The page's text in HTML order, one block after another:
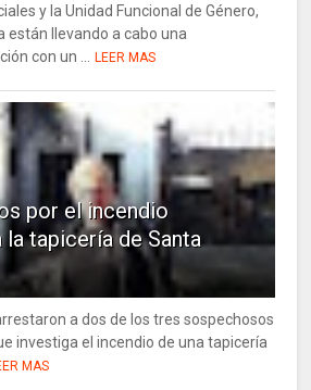
y la Unidad Funcional de Género,
están llevando a cabo una
con un ...
LEER MAS
por el incendio
la tapicería de Santa
a dos de los tres sospechosos
investiga el incendio de una tapicería
MAS